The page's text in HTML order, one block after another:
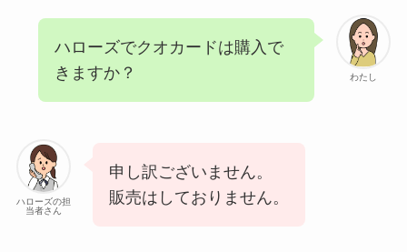
わたし
ハローズでクオカードは購入で
きますか？
ハローズの担
当者さん
申し訳ございません。
販売はしておりません。